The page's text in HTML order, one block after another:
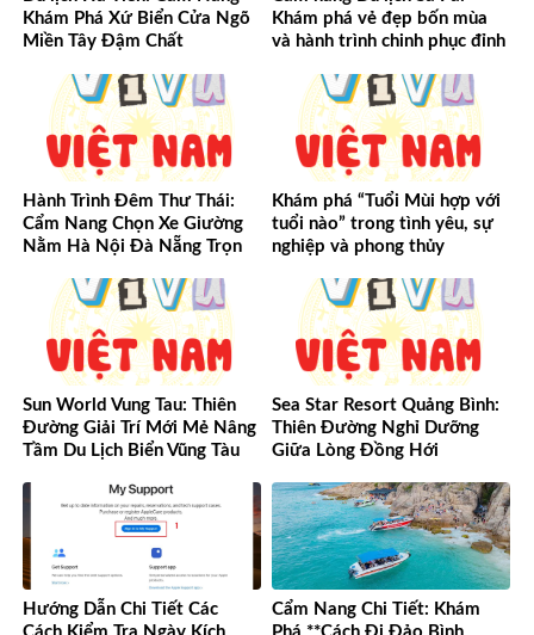
Khám Phá Xứ Biển Cửa Ngõ
Miền Tây Đậm Chất
Khám phá vẻ đẹp bốn mùa
và hành trình chinh phục đỉnh
Hành Trình Đêm Thư Thái:
Cẩm Nang Chọn Xe Giường
Nằm Hà Nội Đà Nẵng Trọn
Khám phá “Tuổi Mùi hợp với
tuổi nào” trong tình yêu, sự
nghiệp và phong thủy
Sun World Vung Tau: Thiên
Đường Giải Trí Mới Mẻ Nâng
Tầm Du Lịch Biển Vũng Tàu
Sea Star Resort Quảng Bình:
Thiên Đường Nghỉ Dưỡng
Giữa Lòng Đồng Hới
Hướng Dẫn Chi Tiết Các
Cẩm Nang Chi Tiết: Khám